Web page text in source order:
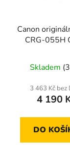
Canon
CRG-055H
Skladem
3 463 Kč bez
4 190
DO